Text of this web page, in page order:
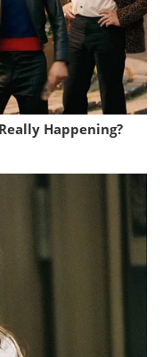
Happening?